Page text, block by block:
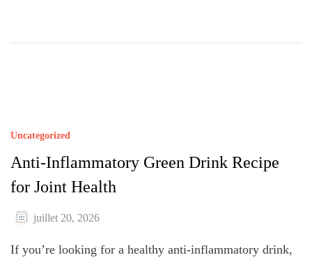
Uncategorized
Anti-Inflammatory Green Drink Recipe
for Joint Health
juillet 20, 2026
If you’re looking for a healthy anti-inflammatory drink,